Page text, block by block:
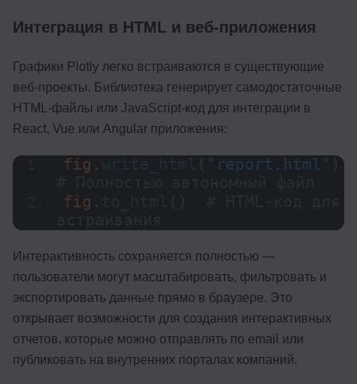
Интеграция в HTML и веб-приложения
Графики Plotly легко встраиваются в существующие
веб-проекты. Библиотека генерирует самодостаточные
HTML-файлы или JavaScript-код для интеграции в
React, Vue или Angular приложения:
fig. write_html "report.html"
fig. to_html
Интерактивность сохраняется полностью —
пользователи могут масштабировать, фильтровать и
экспортировать данные прямо в браузере. Это
открывает возможности для создания интерактивных
отчетов, которые можно отправлять по email или
публиковать на внутренних порталах компаний.